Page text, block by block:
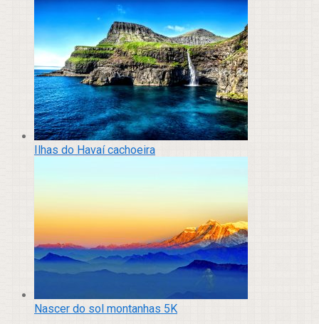
Ilhas do Havaí cachoeira
Nascer do sol montanhas 5K